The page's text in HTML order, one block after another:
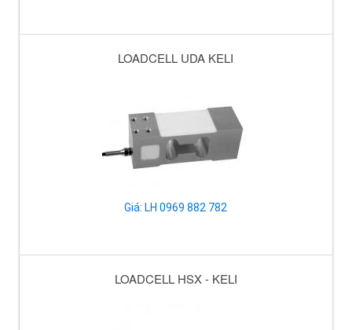
LOADCELL UDA KELI
Giá: LH 0969 882 782
LOADCELL HSX - KELI